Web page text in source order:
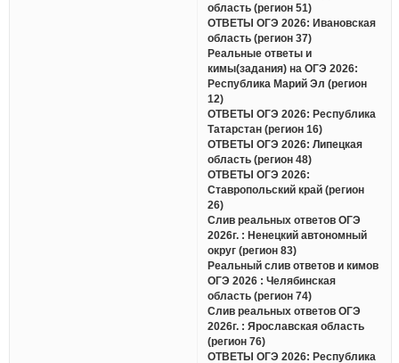
область (регион 51)
ОТВЕТЫ ОГЭ 2026: Ивановская
область (регион 37)
Реальные ответы и
кимы(задания) на ОГЭ 2026:
Республика Марий Эл (регион
12)
ОТВЕТЫ ОГЭ 2026: Республика
Татарстан (регион 16)
ОТВЕТЫ ОГЭ 2026: Липецкая
область (регион 48)
ОТВЕТЫ ОГЭ 2026:
Ставропольский край (регион
26)
Слив реальных ответов ОГЭ
2026г. : Ненецкий автономный
округ (регион 83)
Реальный слив ответов и кимов
ОГЭ 2026 : Челябинская
область (регион 74)
Слив реальных ответов ОГЭ
2026г. : Ярославская область
(регион 76)
ОТВЕТЫ ОГЭ 2026: Республика